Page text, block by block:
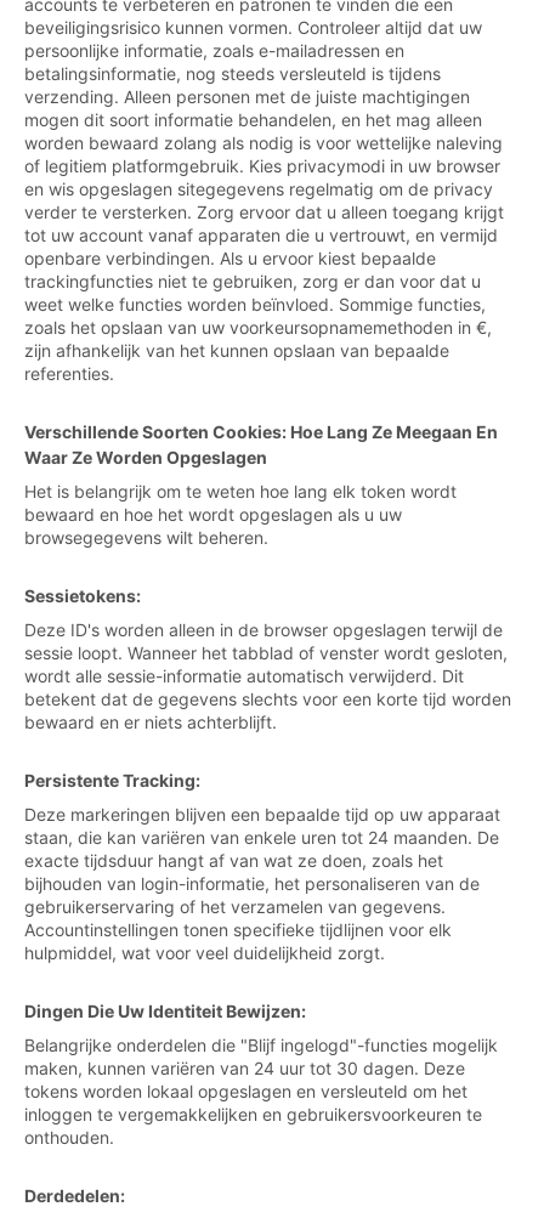
accounts te verbeteren en patronen te vinden die een
beveiligingsrisico kunnen vormen. Controleer altijd dat uw
persoonlijke informatie, zoals e-mailadressen en
betalingsinformatie, nog steeds versleuteld is tijdens
verzending. Alleen personen met de juiste machtigingen
mogen dit soort informatie behandelen, en het mag alleen
worden bewaard zolang als nodig is voor wettelijke naleving
of legitiem platformgebruik. Kies privacymodi in uw browser
en wis opgeslagen sitegegevens regelmatig om de privacy
verder te versterken. Zorg ervoor dat u alleen toegang krijgt
tot uw account vanaf apparaten die u vertrouwt, en vermijd
openbare verbindingen. Als u ervoor kiest bepaalde
trackingfuncties niet te gebruiken, zorg er dan voor dat u
weet welke functies worden beïnvloed. Sommige functies,
zoals het opslaan van uw voorkeursopnamemethoden in €,
zijn afhankelijk van het kunnen opslaan van bepaalde
referenties.
Verschillende Soorten Cookies: Hoe Lang Ze Meegaan En
Waar Ze Worden Opgeslagen
Het is belangrijk om te weten hoe lang elk token wordt
bewaard en hoe het wordt opgeslagen als u uw
browsegegevens wilt beheren.
Sessietokens:
Deze ID's worden alleen in de browser opgeslagen terwijl de
sessie loopt. Wanneer het tabblad of venster wordt gesloten,
wordt alle sessie-informatie automatisch verwijderd. Dit
betekent dat de gegevens slechts voor een korte tijd worden
bewaard en er niets achterblijft.
Persistente Tracking:
Deze markeringen blijven een bepaalde tijd op uw apparaat
staan, die kan variëren van enkele uren tot 24 maanden. De
exacte tijdsduur hangt af van wat ze doen, zoals het
bijhouden van login-informatie, het personaliseren van de
gebruikerservaring of het verzamelen van gegevens.
Accountinstellingen tonen specifieke tijdlijnen voor elk
hulpmiddel, wat voor veel duidelijkheid zorgt.
Dingen Die Uw Identiteit Bewijzen:
Belangrijke onderdelen die "Blijf ingelogd"-functies mogelijk
maken, kunnen variëren van 24 uur tot 30 dagen. Deze
tokens worden lokaal opgeslagen en versleuteld om het
inloggen te vergemakkelijken en gebruikersvoorkeuren te
onthouden.
Derdedelen: